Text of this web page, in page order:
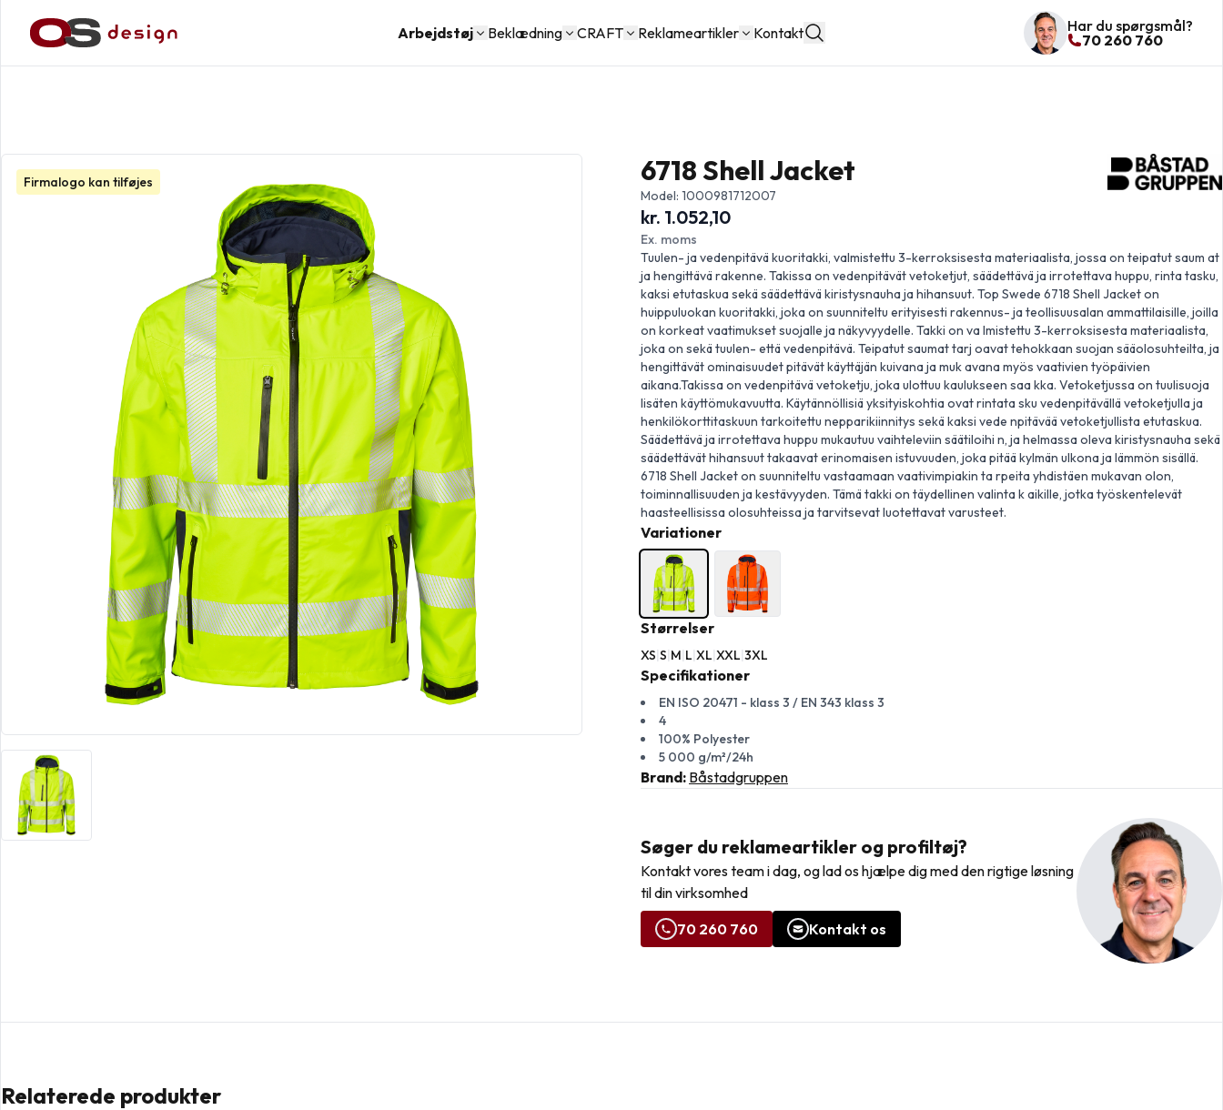
Arbejdstøj Beklædning CRAFT Reklameartikler Kontakt
Har du spørgsmål?
70 260 760
Firmalogo kan tilføjes 6718 Shell Jacket
Model: 1000981712007
kr. 1.052,10
Ex. moms
Tuulen- ja vedenpitävä kuoritakki, valmistettu 3-kerroksisesta materiaalista, jossa on teipatut saum at
ja hengittävä rakenne. Takissa on vedenpitävät vetoketjut, säädettävä ja irrotettava huppu, rinta tasku,
kaksi etutaskua sekä säädettävä kiristysnauha ja hihansuut. Top Swede 6718 Shell Jacket on
huippuluokan kuoritakki, joka on suunniteltu erityisesti rakennus- ja teollisuusalan ammattilaisille, joilla
on korkeat vaatimukset suojalle ja näkyvyydelle. Takki on va lmistettu 3-kerroksisesta materiaalista,
joka on sekä tuulen- että vedenpitävä. Teipatut saumat tarj oavat tehokkaan suojan sääolosuhteilta, ja
hengittävät ominaisuudet pitävät käyttäjän kuivana ja muk avana myös vaativien työpäivien
aikana.Takissa on vedenpitävä vetoketju, joka ulottuu kaulukseen saa kka. Vetoketjussa on tuulisuoja
lisäten käyttömukavuutta. Käytännöllisiä yksityiskohtia ovat rintata sku vedenpitävällä vetoketjulla ja
henkilökorttitaskuun tarkoitettu nepparikiinnitys sekä kaksi vede npitävää vetoketjullista etutaskua.
Säädettävä ja irrotettava huppu mukautuu vaihteleviin säätiloihi n, ja helmassa oleva kiristysnauha sekä
säädettävät hihansuut takaavat erinomaisen istuvuuden, joka pitää kylmän ulkona ja lämmön sisällä.
6718 Shell Jacket on suunniteltu vastaamaan vaativimpiakin ta rpeita yhdistäen mukavan olon,
toiminnallisuuden ja kestävyyden. Tämä takki on täydellinen valinta k aikille, jotka työskentelevät
haasteellisissa olosuhteissa ja tarvitsevat luotettavat varusteet.
Variationer
Størrelser
XS|S|M|L|XL|XXL|3XL
Specifikationer
EN ISO 20471 - klass 3 / EN 343 klass 3
4
100% Polyester
5 000 g/m²/24h
Brand: Båstadgruppen
Søger du reklameartikler og profiltøj?
Kontakt vores team i dag, og lad os hjælpe dig med den rigtige løsning
til din virksomhed
70 260 760
Kontakt os
Relaterede produkter